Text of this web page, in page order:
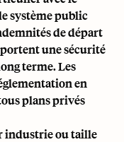
système public
de départ
une sécurité
terme. Les
en
plans privés
industrie ou taille